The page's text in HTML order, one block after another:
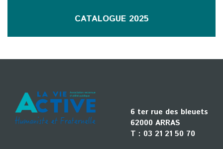
CATALOGUE 2025
6 ter rue des bleuets
62000 ARRAS
T : 03 21 21 50 70